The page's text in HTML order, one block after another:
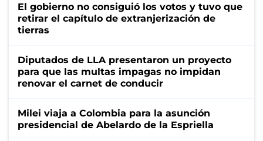
El gobierno no consiguió los votos y tuvo que
retirar el capítulo de extranjerización de
tierras
Diputados de LLA presentaron un proyecto
para que las multas impagas no impidan
renovar el carnet de conducir
Milei viaja a Colombia para la asunción
presidencial de Abelardo de la Espriella